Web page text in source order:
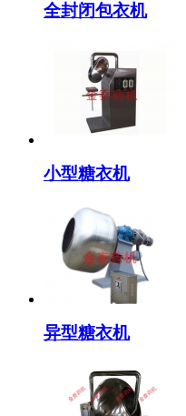
全封闭包衣机
小型糖衣机
异型糖衣机